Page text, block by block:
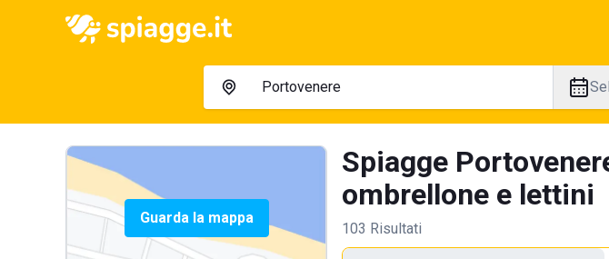
Guarda la mappa
Spiagge
ombrellone e lettini
103 Risultati